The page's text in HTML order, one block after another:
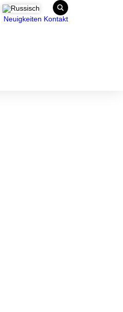
Neuigkeiten Kontakt